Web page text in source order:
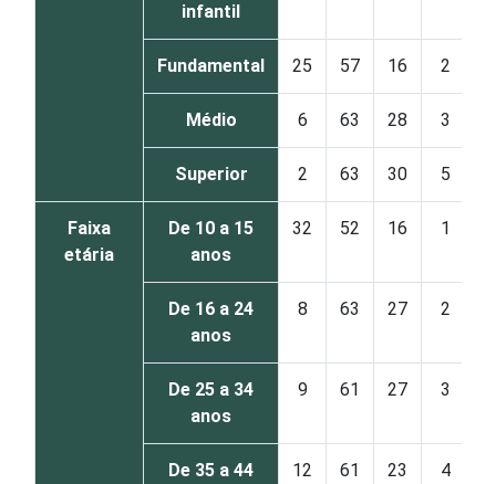
infantil
Fundamental 25 57 16 2
Médio 6 63 28 3
Superior 2 63 30 5
Faixa
etária
De 10 a 15
anos
32 52 16 1
De 16 a 24
anos
8 63 27 2
De 25 a 34
anos
9 61 27 3
De 35 a 44
12 61 23 4